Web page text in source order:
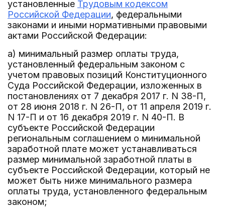
установленные Трудовым кодексом
Российской Федерации, федеральными
законами и иными нормативными правовыми
актами Российской Федерации:
а) минимальный размер оплаты труда,
установленный федеральным законом с
учетом правовых позиций Конституционного
Суда Российской Федерации, изложенных в
постановлениях от 7 декабря 2017 г. N 38-П,
от 28 июня 2018 г. N 26-П, от 11 апреля 2019 г.
N 17-П и от 16 декабря 2019 г. N 40-П. В
субъекте Российской Федерации
региональным соглашением о минимальной
заработной плате может устанавливаться
размер минимальной заработной платы в
субъекте Российской Федерации, который не
может быть ниже минимального размера
оплаты труда, установленного федеральным
законом;